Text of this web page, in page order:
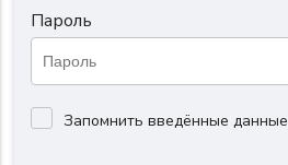
Пароль
Запомнить введённые данные